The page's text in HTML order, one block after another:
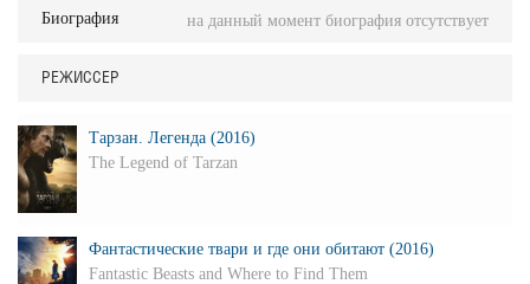
Биография на данный момент биография отсутствует
РЕЖИССЕР
Тарзан. Легенда (2016)
The Legend of Tarzan
Фантастические твари и где они обитают (2016)
Fantastic Beasts and Where to Find Them